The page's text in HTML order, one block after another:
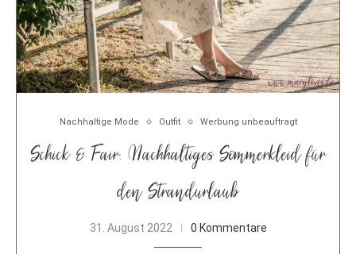
Nachhaltige Mode Outfit Werbung unbeauftragt
Schick & Fair: Nachhaltiges Sommerkleid für
den Strandurlaub
31. August 2022 0 Kommentare